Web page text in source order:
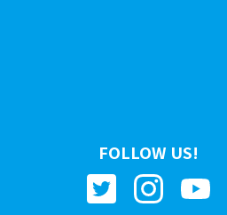
FOLLOW US!